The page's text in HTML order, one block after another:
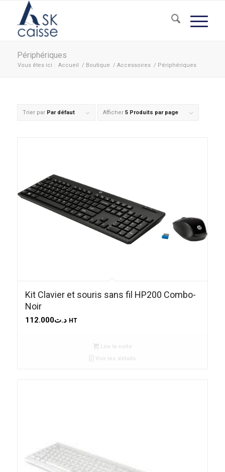
Périphériques
Vous êtes ici : Accueil / Boutique / Accessoires / Périphériques
Trier par Par défaut Afficher 5 Produits par page
Kit Clavier et souris sans fil HP200 Combo-
Noir
112.000د.ت HT